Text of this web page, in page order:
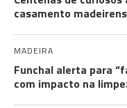
casamento
MADEIRA
Funchal alerta para
com impacto na